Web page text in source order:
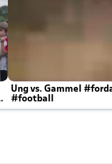
Ung vs. Gammel
#football